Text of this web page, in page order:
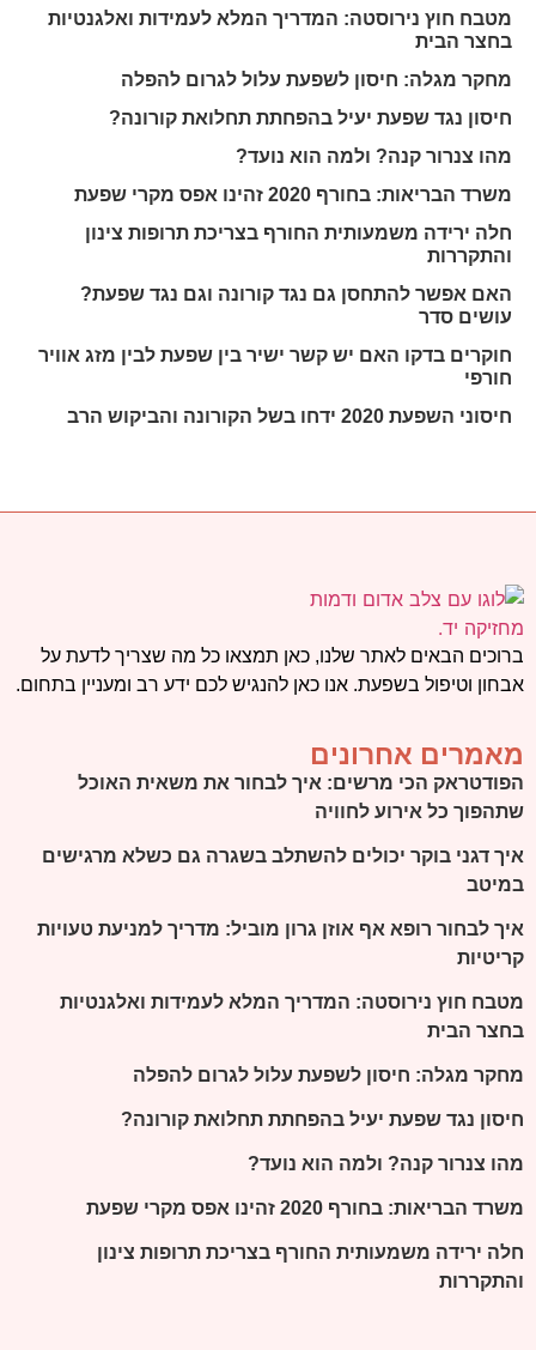
מטבח חוץ נירוסטה: המדריך המלא לעמידות ואלגנטיות
בחצר הבית
מחקר מגלה: חיסון לשפעת עלול לגרום להפלה
חיסון נגד שפעת יעיל בהפחתת תחלואת קורונה?
מהו צנרור קנה? ולמה הוא נועד?
משרד הבריאות: בחורף 2020 זהינו אפס מקרי שפעת
חלה ירידה משמעותית החורף בצריכת תרופות צינון
והתקררות
האם אפשר להתחסן גם נגד קורונה וגם נגד שפעת?
עושים סדר
חוקרים בדקו האם יש קשר ישיר בין שפעת לבין מזג אוויר
חורפי
חיסוני השפעת 2020 ידחו בשל הקורונה והביקוש הרב
ברוכים הבאים לאתר שלנו, כאן תמצאו כל מה שצריך לדעת על
אבחון וטיפול בשפעת. אנו כאן להנגיש לכם ידע רב ומעניין בתחום.
מאמרים אחרונים
הפודטראק הכי מרשים: איך לבחור את משאית האוכל
שתהפוך כל אירוע לחוויה
איך דגני בוקר יכולים להשתלב בשגרה גם כשלא מרגישים
במיטב
איך לבחור רופא אף אוזן גרון מוביל: מדריך למניעת טעויות
קריטיות
מטבח חוץ נירוסטה: המדריך המלא לעמידות ואלגנטיות
בחצר הבית
מחקר מגלה: חיסון לשפעת עלול לגרום להפלה
חיסון נגד שפעת יעיל בהפחתת תחלואת קורונה?
מהו צנרור קנה? ולמה הוא נועד?
משרד הבריאות: בחורף 2020 זהינו אפס מקרי שפעת
חלה ירידה משמעותית החורף בצריכת תרופות צינון
והתקררות